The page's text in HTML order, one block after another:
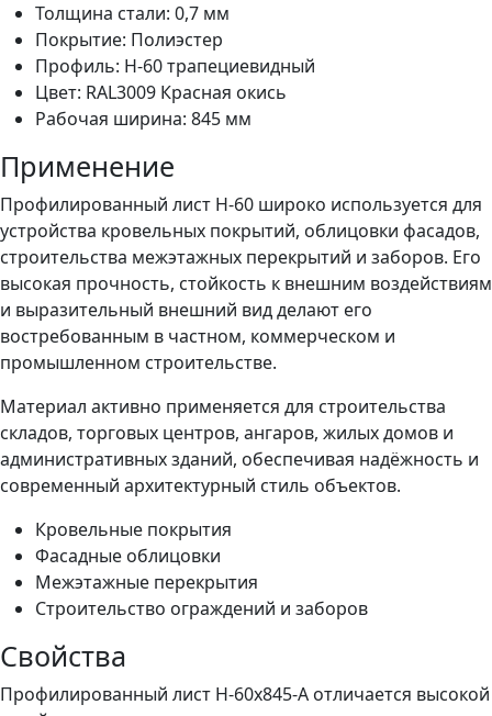
Толщина стали: 0,7 мм
Покрытие: Полиэстер
Профиль: Н-60 трапециевидный
Цвет: RAL3009 Красная окись
Рабочая ширина: 845 мм
Применение
Профилированный лист Н-60 широко используется для
устройства кровельных покрытий, облицовки фасадов,
строительства межэтажных перекрытий и заборов. Его
высокая прочность, стойкость к внешним воздействиям
и выразительный внешний вид делают его
востребованным в частном, коммерческом и
промышленном строительстве.
Материал активно применяется для строительства
складов, торговых центров, ангаров, жилых домов и
административных зданий, обеспечивая надёжность и
современный архитектурный стиль объектов.
Кровельные покрытия
Фасадные облицовки
Межэтажные перекрытия
Строительство ограждений и заборов
Свойства
Профилированный лист Н-60x845-A отличается высокой